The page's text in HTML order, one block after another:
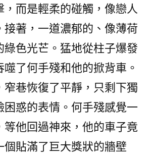
，而是輕柔的碰觸，像戀人
接著，一道濃郁的、像薄荷
綠色光芒。猛地從柱子爆發
噬了何手殘和他的掀背車。
窄巷恢復了平靜，只剩下獨
困惑的表情。何手殘感覺一
等他回過神來，他的車子竟
個貼滿了巨大獎狀的牆壁